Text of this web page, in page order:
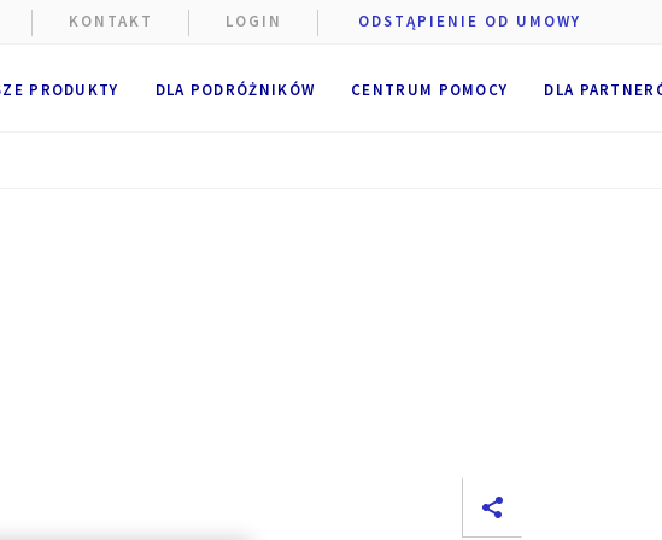
PRODUKTY DLA PODRÓŻNIKÓW CENTRUM POMOCY DLA
KONTAKT LOGIN ODSTĄPIENIE OD UMOWY